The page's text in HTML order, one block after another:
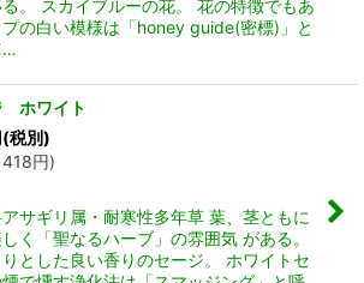
る。 スカイブルーの花。 花の特徴でもあ
の白い模様は「honey guide(密標)」と
…
ホワイト
(税別)
418円)
サギリ属・耐寒性多年草 葉、茎ともに
く「聖なるハーブ」の雰囲気 がある。
とした良い香りのセージ。 ホワイトセ